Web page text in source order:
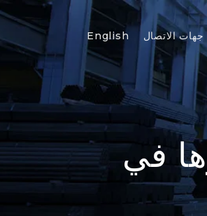
جهات الاتصال English
في